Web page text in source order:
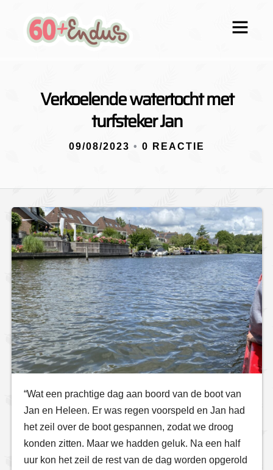
Verkoelende watertocht met
turfsteker Jan
09/08/2023 • 0 REACTIE
“Wat een prachtige dag aan boord van de boot van
Jan en Heleen. Er was regen voorspeld en Jan had
het zeil over de boot gespannen, zodat we droog
konden zitten. Maar we hadden geluk. Na een half
uur kon het zeil de rest van de dag worden opgerold